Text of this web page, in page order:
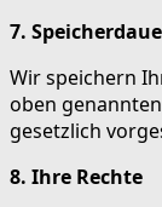
7.
Wir speichern
oben
gesetzlich
8. Ihre Rechte